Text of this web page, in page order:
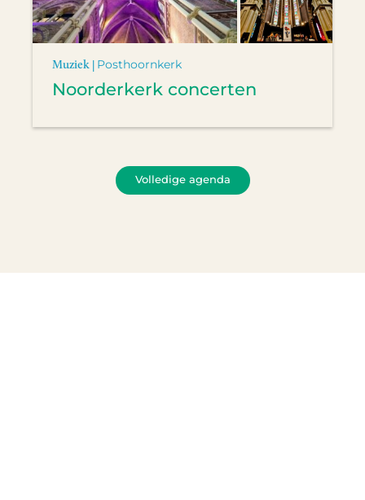
Muziek | Posthoornkerk
Noorderkerk concerten
Volledige agenda